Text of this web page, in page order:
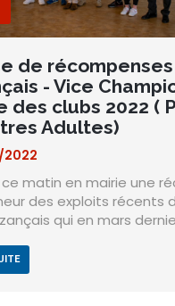
de récompenses
- Vice
des clubs 2022 (
Adultes)
matin en mairie une
des exploits récents
qui en mars